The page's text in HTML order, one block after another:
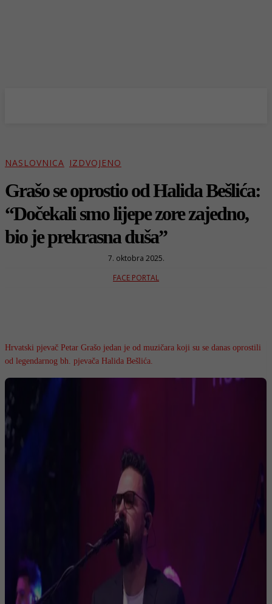
NASLOVNICA IZDVOJENO
Grašo se oprostio od Halida Bešlića:
“Dočekali smo lijepe zore zajedno,
bio je prekrasna duša”
7. oktobra 2025.
FACE PORTAL
Hrvatski pjevač Petar Grašo jedan je od muzičara koji su se danas oprostili
od legendarnog bh. pjevača Halida Bešlića.